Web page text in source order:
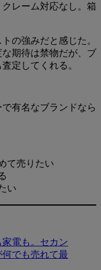
レーム対応なし。箱
の強みだと感じた。
期待は禁物だが、ブ
定してくれる。
有名なブランドなら
て売りたい
い
電も。セカン
何でも売れて最